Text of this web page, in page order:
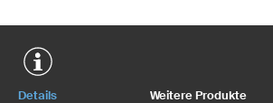
Details Weitere Produkte